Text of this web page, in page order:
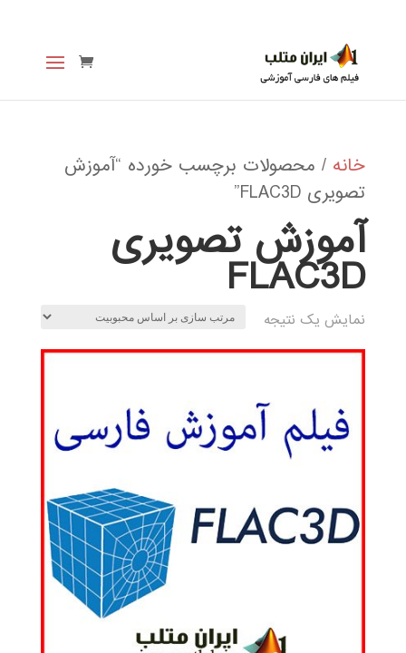
خانه / محصولات برچسب خورده “آموزش
تصویری FLAC3D”
آموزش تصویری
FLAC3D
نمایش یک نتیجه